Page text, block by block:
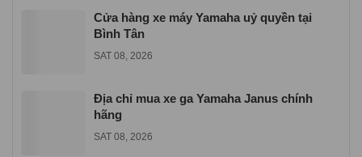
Cửa hàng xe máy Yamaha uỷ quyền tại
Bình Tân
SAT 08, 2026
Địa chỉ mua xe ga Yamaha Janus chính
hãng
SAT 08, 2026